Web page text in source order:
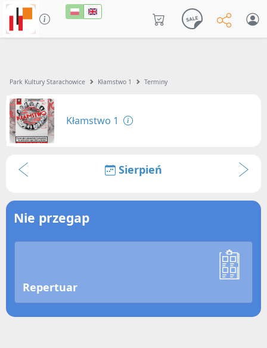
Park Kultury Starachowice Kłamstwo 1 Terminy
Kłamstwo 1
Sierpień
Nie przegap
Repertuar